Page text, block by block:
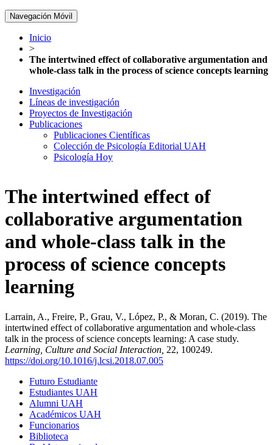
Navegación Móvil
Inicio
>
The intertwined effect of collaborative argumentation and
whole-class talk in the process of science concepts learning
Investigación
Líneas de investigación
Proyectos de Investigación
Publicaciones
Publicaciones Científicas
Colección de Psicología Editorial UAH
Psicología Hoy
The intertwined effect of
collaborative argumentation
and whole-class talk in the
process of science concepts
learning
Larrain, A., Freire, P., Grau, V., López, P., & Moran, C. (2019). The
intertwined effect of collaborative argumentation and whole-class
talk in the process of science concepts learning: A case study.
Learning, Culture and Social Interaction, 22, 100249.
https://doi.org/10.1016/j.lcsi.2018.07.005
Futuro Estudiante
Estudiantes UAH
Alumni UAH
Académicos UAH
Funcionarios
Biblioteca